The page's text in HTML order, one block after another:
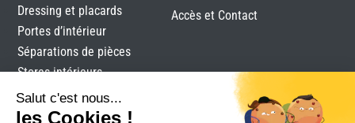
Dressing et placards
Portes d’intérieur
Séparations de pièces
Stores intérieurs
Verrières
Accès et Contact
Salut c'est nous...
les Cookies !